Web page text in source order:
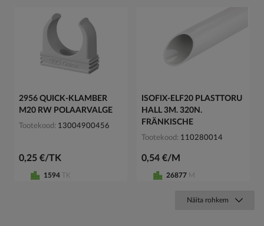
2956 QUICK-KLAMBER
M20 RW POLAARVALGE
Tootekood 13004900456
0,25 €/TK
1594 TK
ISOFIX-ELF20 PLASTTORU
HALL 3M. 320N.
FRÄNKISCHE
Tootekood 110280014
0,54 €/M
26877 M
Näita rohkem